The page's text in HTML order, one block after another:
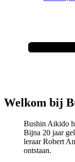
Welkom bij
Bushin Aikido
Bijna 20 jaar
leraar Robert
ontstaan.